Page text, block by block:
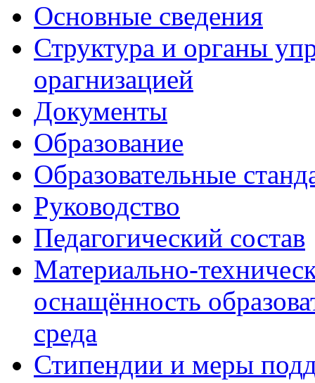
Основные сведения
Структура и органы
орагнизацией
Документы
Образование
Образовательные
Руководство
Педагогический состав
Материально-
оснащённость
среда
Стипендии и меры